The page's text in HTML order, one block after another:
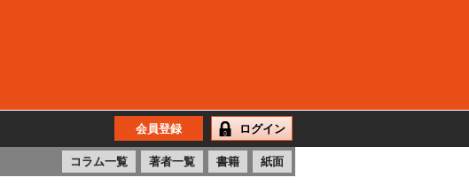
会員登録 ログイン
コラム一覧 著者一覧 書籍 紙面